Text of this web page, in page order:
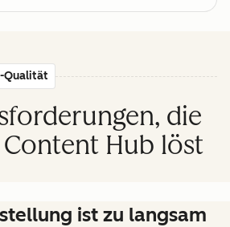
Qualität
die
Hub löst
ist zu langsam